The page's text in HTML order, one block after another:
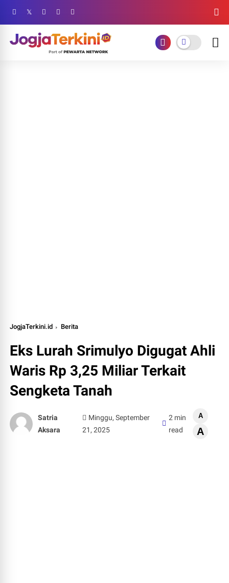
JogjaTerkini.id Berita
Eks Lurah Srimulyo Digugat Ahli
Waris Rp 3,25 Miliar Terkait
Sengketa Tanah
Satria
Aksara
Minggu, September
21, 2025
2 min
read
A
A